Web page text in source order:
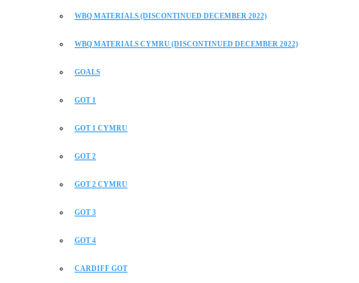
WBQ MATERIALS (DISCONTINUED DECEMBER 2022)
WBQ MATERIALS CYMRU (DISCONTINUED DECEMBER 2022)
GOALS
GOT 1
GOT 1 CYMRU
GOT 2
GOT 2 CYMRU
GOT 3
GOT 4
CARDIFF GOT